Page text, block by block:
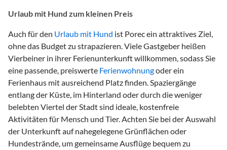
Urlaub mit Hund zum kleinen Preis
Auch für den Urlaub mit Hund ist Porec ein attraktives Ziel,
ohne das Budget zu strapazieren. Viele Gastgeber heißen
Vierbeiner in ihrer Ferienunterkunft willkommen, sodass Sie
eine passende, preiswerte Ferienwohnungoder ein
Ferienhaus mit ausreichend Platz finden. Spaziergänge
entlang der Küste, im Hinterland oder durch die weniger
belebten Viertel der Stadt sind ideale, kostenfreie
Aktivitäten für Mensch und Tier. Achten Sie bei der Auswahl
der Unterkunft auf nahegelegene Grünflächen oder
Hundestrände, um gemeinsame Ausflüge bequem zu